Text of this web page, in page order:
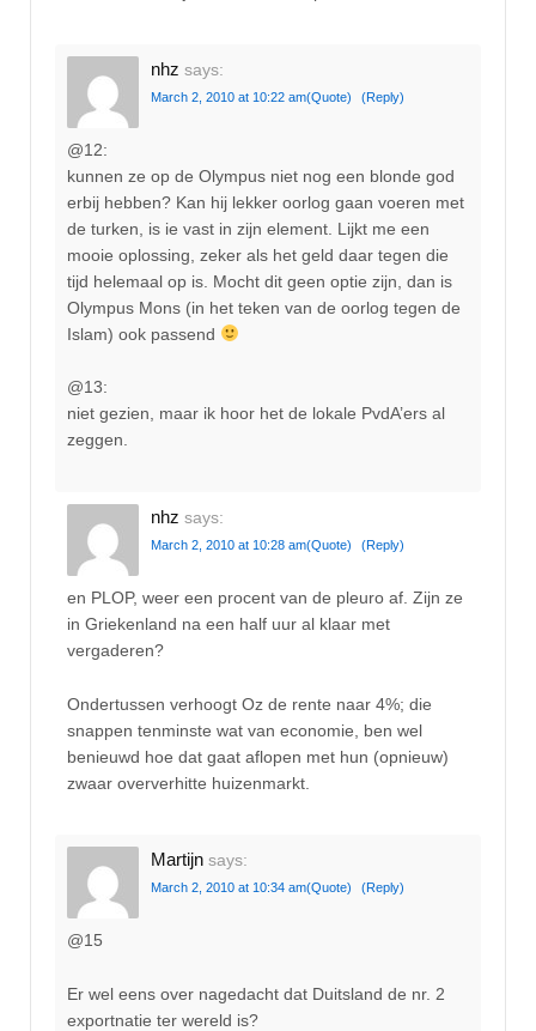
nhz says:
March 2, 2010 at 10:22 am(Quote) (Reply)
@12:
kunnen ze op de Olympus niet nog een blonde god
erbij hebben? Kan hij lekker oorlog gaan voeren met
de turken, is ie vast in zijn element. Lijkt me een
mooie oplossing, zeker als het geld daar tegen die
tijd helemaal op is. Mocht dit geen optie zijn, dan is
Olympus Mons (in het teken van de oorlog tegen de
Islam) ook passend
@13:
niet gezien, maar ik hoor het de lokale PvdA’ers al
zeggen.
nhz says:
March 2, 2010 at 10:28 am(Quote) (Reply)
en PLOP, weer een procent van de pleuro af. Zijn ze
in Griekenland na een half uur al klaar met
vergaderen?
Ondertussen verhoogt Oz de rente naar 4%; die
snappen tenminste wat van economie, ben wel
benieuwd hoe dat gaat aflopen met hun (opnieuw)
zwaar oververhitte huizenmarkt.
Martijn says:
March 2, 2010 at 10:34 am(Quote) (Reply)
@15
Er wel eens over nagedacht dat Duitsland de nr. 2
exportnatie ter wereld is?